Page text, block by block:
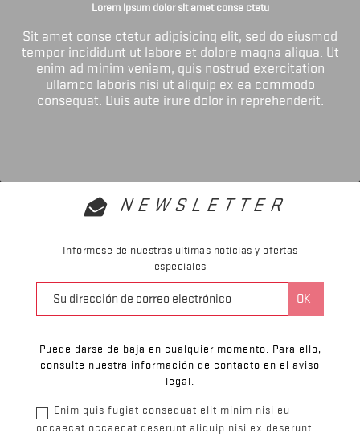
Lorem ipsum dolor sit amet conse ctetu
Sit amet conse ctetur adipisicing elit, sed do eiusmod
tempor incididunt ut labore et dolore magna aliqua. Ut
enim ad minim veniam, quis nostrud exercitation
ullamco laboris nisi ut aliquip ex ea commodo
consequat. Duis aute irure dolor in reprehenderit.
NEWSLETTER
Infórmese de nuestras últimas noticias y ofertas
especiales
Puede darse de baja en cualquier momento. Para ello,
consulte nuestra información de contacto en el aviso
legal.
Enim quis fugiat consequat elit minim nisi eu
occaecat occaecat deserunt aliquip nisi ex deserunt.